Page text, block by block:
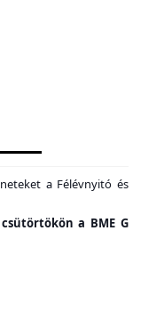
a Félévnyitó és
a BME G